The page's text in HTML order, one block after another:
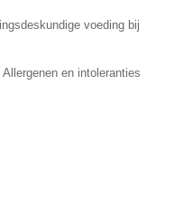
voeding bij
en intoleranties